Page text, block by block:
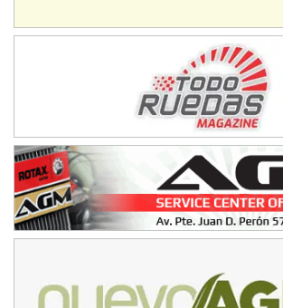
NORESTE SANTAFESINO - F6
SUR SANTAFESINO - F4
Rufino (Santa Fe)
TUCUMANO - F5
Juan Navarro (Asfalto)
El Timbó (Tucumán)